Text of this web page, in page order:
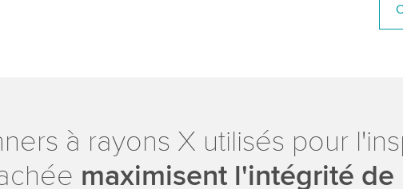
à rayons X utilisés pour
maximisent l'intégrité de